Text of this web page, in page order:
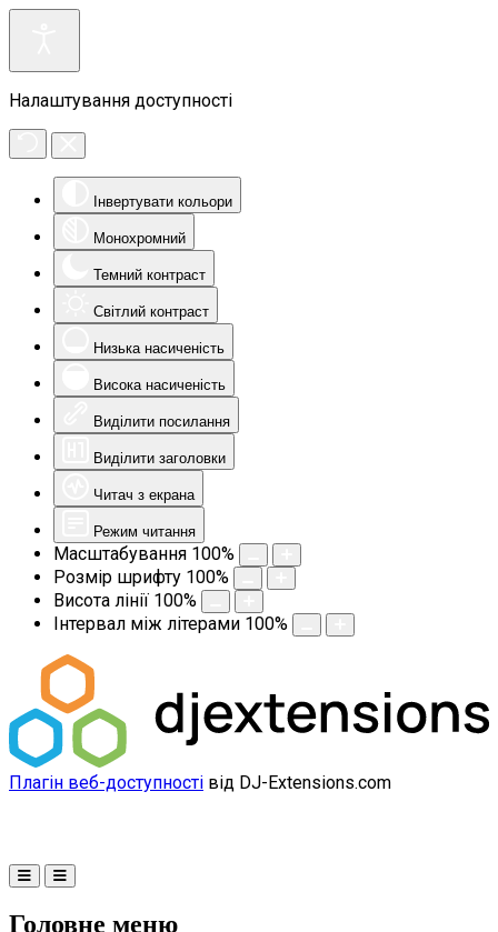
Налаштування доступності
Інвертувати кольори
Монохромний
Темний контраст
Світлий контраст
Низька насиченість
Висока насиченість
Виділити посилання
Виділити заголовки
Читач з екрана
Режим читання
Масштабування 100%
Розмір шрифту 100%
Висота лінії 100%
Інтервал між літерами 100%
Плагін веб-доступності від DJ-Extensions.com
Головне меню